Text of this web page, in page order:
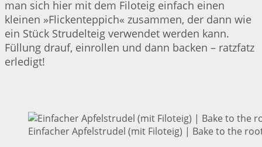
man sich hier mit dem Filoteig einfach einen
kleinen »Flickenteppich« zusammen, der dann wie
ein Stück Strudelteig verwendet werden kann.
Füllung drauf, einrollen und dann backen – ratzfatz
erledigt!
Einfacher Apfelstrudel (mit Filoteig) | Bake to the